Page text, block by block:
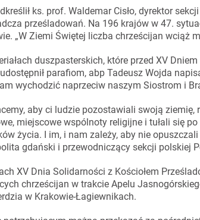
ks. prof. Waldemar Cisło, dyrektor
prześladowań. Na 196 krajów w 47.
„W Ziemi Świętej liczba chrześcijan wciąż
duszpasterskich, które przed XV
parafiom, abp Tadeusz Wojda
wychodzić naprzeciw naszym Siostrom i
aby ci ludzie pozostawiali swoją ziemię,
miejscowe wspólnoty religijne i tułali się
życia. I im, i nam zależy, aby nie
gdański i przewodniczący sekcji polskiej
XV Dnia Solidarności z Kościołem
chrześcijan w trakcie Apelu
w Krakowie-Łagiewnikach.